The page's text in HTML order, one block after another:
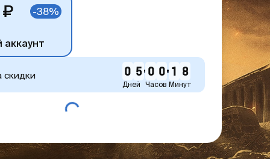
-38%
аккаунт
скидки 0 5
Дней
0 0
Часов
1 8
Минут